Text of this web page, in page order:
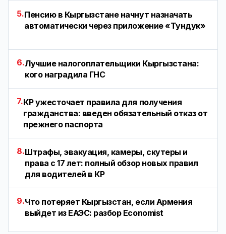
5.Пенсию в Кыргызстане начнут назначать
автоматически через приложение «Тундук»
6.Лучшие налогоплательщики Кыргызстана:
кого наградила ГНС
7.КР ужесточает правила для получения
гражданства: введен обязательный отказ от
прежнего паспорта
8.Штрафы, эвакуация, камеры, скутеры и
права с 17 лет: полный обзор новых правил
для водителей в КР
9.Что потеряет Кыргызстан, если Армения
выйдет из ЕАЭС: разбор Economist